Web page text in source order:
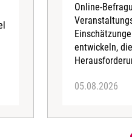
Online-
entwickeln,
05.08.2026